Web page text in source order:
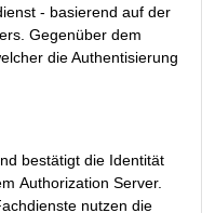
- basierend auf der
Gegenüber dem
die Authentisierung
bestätigt die Identität
Authorization Server.
nutzen die